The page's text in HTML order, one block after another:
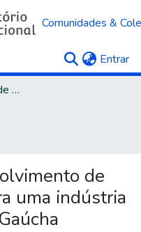
Comunidades &
Entrar
Trabalhos de Conclusão de Curso
de
uma indústria